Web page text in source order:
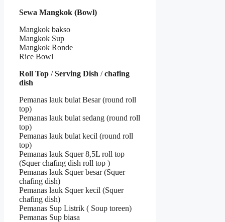
Sewa Mangkok (Bowl)
Mangkok bakso
Mangkok Sup
Mangkok Ronde
Rice Bowl
Roll Top /Serving Dish /chafing
dish
Pemanas lauk bulat Besar (round roll
top)
Pemanas lauk bulat sedang (round roll
top)
Pemanas lauk bulat kecil (round roll
top)
Pemanas lauk Squer 8,5L roll top
(Squer chafing dish roll top )
Pemanas lauk Squer besar (Squer
chafing dish)
Pemanas lauk Squer kecil (Squer
chafing dish)
Pemanas Sup Listrik ( Soup toreen)
Pemanas Sup biasa